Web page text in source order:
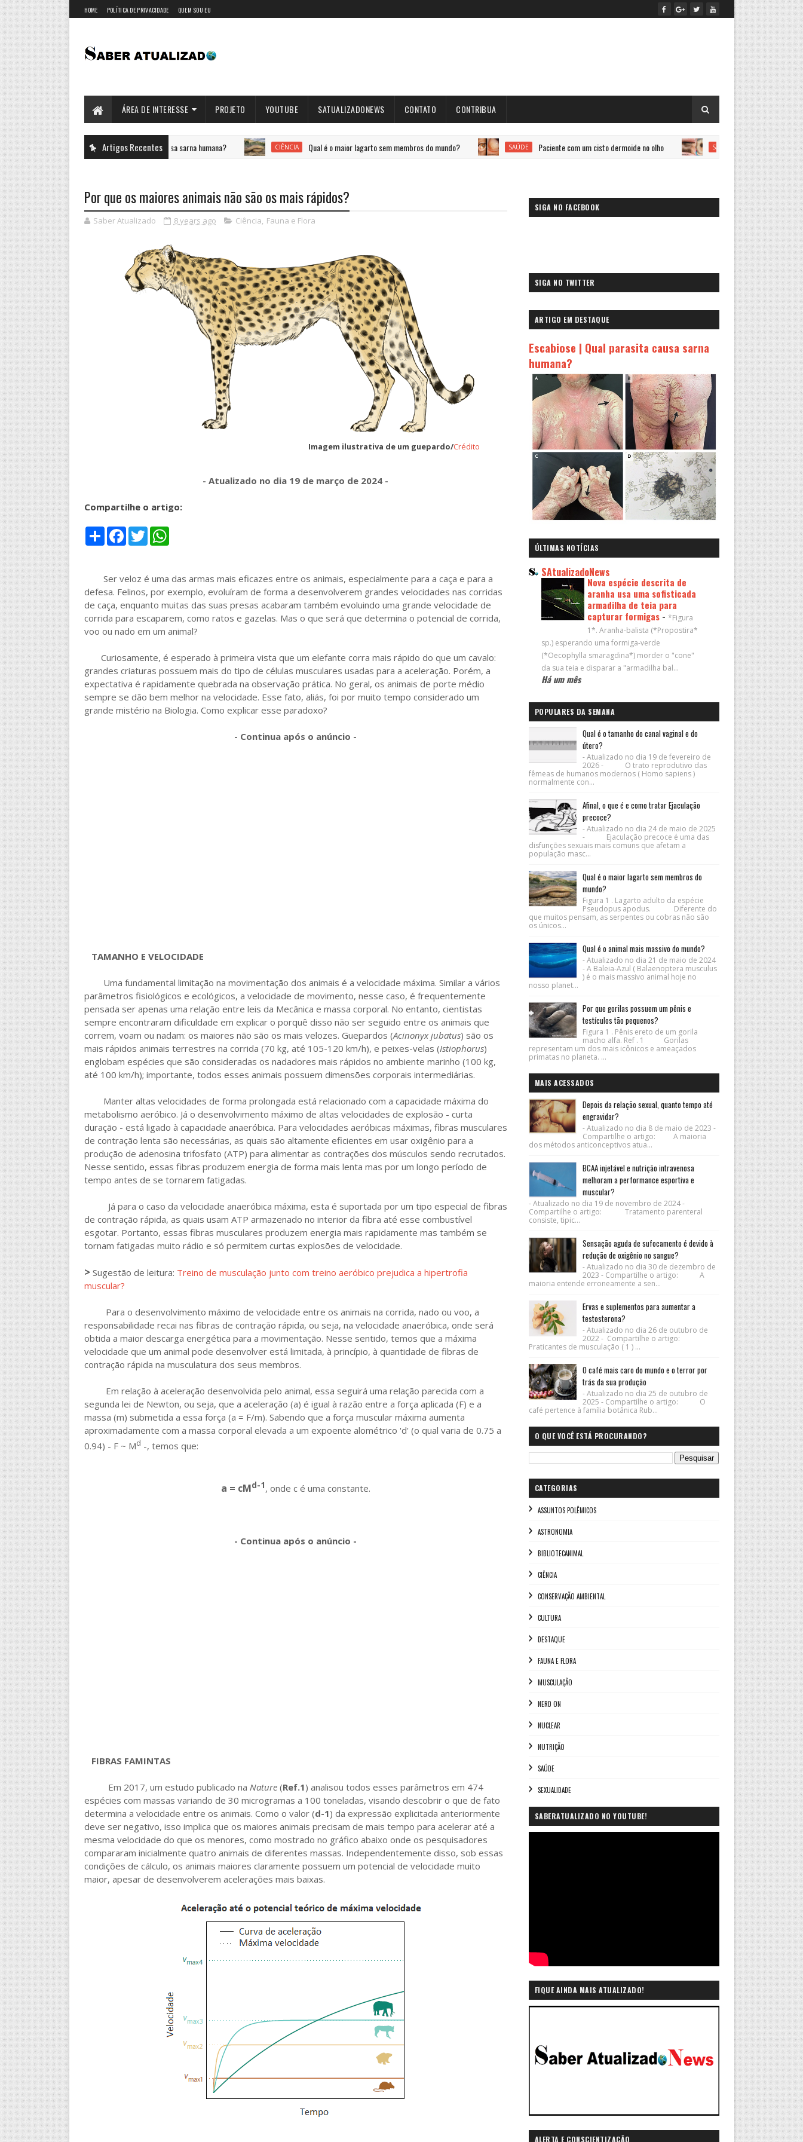
HOME POLÍTICA DE PRIVACIDADE QUEM SOU EU
ÁREA DE INTERESSE PROJETO YOUTUBE SATUALIZADONEWS CONTATO CONTRIBUA
Artigos Recentes
SAÚDE Escabiose | Qual parasita causa sarna humana? CIÊNCIA Qual é o maior lagarto sem membros do mundo? SAÚDE Paciente com um cisto dermoide no olho SAÚDE Nevo Melanocítico
Por que os maiores animais não são os mais rápidos?
Saber Atualizado 8 years ago Ciência, Fauna e Flora
Imagem ilustrativa de um guepardo/Crédito
- Atualizado no dia 19 de março de 2024 -
Compartilhe o artigo:
S
F
o
o
k
T
w
e
r
W
A
p
p
Ser veloz é uma das armas mais eficazes entre os animais, especialmente para a caça e para a
defesa. Felinos, por exemplo, evoluíram de forma a desenvolverem grandes velocidades nas corridas
de caça, enquanto muitas das suas presas acabaram também evoluindo uma grande velocidade de
corrida para escaparem, como ratos e gazelas. Mas o que será que determina o potencial de corrida,
voo ou nado em um animal?
Curiosamente, é esperado à primeira vista que um elefante corra mais rápido do que um cavalo:
grandes criaturas possuem mais do tipo de células musculares usadas para a aceleração. Porém, a
expectativa é rapidamente quebrada na observação prática. No geral, os animais de porte médio
sempre se dão bem melhor na velocidade. Esse fato, aliás, foi por muito tempo considerado um
grande mistério na Biologia. Como explicar esse paradoxo?
- Continua após o anúncio -
TAMANHO E VELOCIDADE
Uma fundamental limitação na movimentação dos animais é a velocidade máxima. Similar a vários
parâmetros fisiológicos e ecológicos, a velocidade de movimento, nesse caso, é frequentemente
pensada ser apenas uma relação entre leis da Mecânica e massa corporal. No entanto, cientistas
sempre encontraram dificuldade em explicar o porquê disso não ser seguido entre os animais que
correm, voam ou nadam: os maiores não são os mais velozes. Guepardos (Acinonyx jubatus) são os
mais rápidos animais terrestres na corrida (70 kg, até 105-120 km/h), e peixes-velas (Istiophorus)
englobam espécies que são consideradas os nadadores mais rápidos no ambiente marinho (100 kg,
até 100 km/h); importante, todos esses animais possuem dimensões corporais intermediárias.
Manter altas velocidades de forma prolongada está relacionado com a capacidade máxima do
metabolismo aeróbico. Já o desenvolvimento máximo de altas velocidades de explosão - curta
duração - está ligado à capacidade anaeróbica. Para velocidades aeróbicas máximas, fibras musculares
de contração lenta são necessárias, as quais são altamente eficientes em usar oxigênio para a
produção de adenosina trifosfato (ATP) para alimentar as contrações dos músculos sendo recrutados.
Nesse sentido, essas fibras produzem energia de forma mais lenta mas por um longo período de
tempo antes de se tornarem fatigadas.
Já para o caso da velocidade anaeróbica máxima, esta é suportada por um tipo especial de fibras
de contração rápida, as quais usam ATP armazenado no interior da fibra até esse combustível
esgotar. Portanto, essas fibras musculares produzem energia mais rapidamente mas também se
tornam fatigadas muito rádio e só permitem curtas explosões de velocidade.
>Sugestão de leitura: Treino de musculação junto com treino aeróbico prejudica a hipertrofia
muscular?
Para o desenvolvimento máximo de velocidade entre os animais na corrida, nado ou voo, a
responsabilidade recai nas fibras de contração rápida, ou seja, na velocidade anaeróbica, onde será
obtida a maior descarga energética para a movimentação. Nesse sentido, temos que a máxima
velocidade que um animal pode desenvolver está limitada, à princípio, à quantidade de fibras de
contração rápida na musculatura dos seus membros.
Em relação à aceleração desenvolvida pelo animal, essa seguirá uma relação parecida com a
segunda lei de Newton, ou seja, que a aceleração (a) é igual à razão entre a força aplicada (F) e a
massa (m) submetida a essa força (a = F/m). Sabendo que a força muscular máxima aumenta
aproximadamente com a massa corporal elevada a um expoente alométrico 'd' (o qual varia de 0.75 a
0.94) - F ~ Md -, temos que:
a = cMd-1, onde c é uma constante.
- Continua após o anúncio -
FIBRAS FAMINTAS
Em 2017, um estudo publicado na Nature(Ref.1) analisou todos esses parâmetros em 474
espécies com massas variando de 30 microgramas a 100 toneladas, visando descobrir o que de fato
determina a velocidade entre os animais. Como o valor (d-1) da expressão explicitada anteriormente
deve ser negativo, isso implica que os maiores animais precisam de mais tempo para acelerar até a
mesma velocidade do que os menores, como mostrado no gráfico abaixo onde os pesquisadores
compararam inicialmente quatro animais de diferentes massas. Independentemente disso, sob essas
condições de cálculo, os animais maiores claramente possuem um potencial de velocidade muito
maior, apesar de desenvolverem acelerações mais baixas.
SIGA NO FACEBOOK
SIGA NO TWITTER
ARTIGO EM DESTAQUE
Escabiose | Qual parasita causa sarna
humana?
ÚLTIMAS NOTÍCIAS
SAtualizadoNews
Nova espécie descrita de
aranha usa uma sofisticada
armadilha de teia para
capturar formigas - *Figura
1*. Aranha-balista (*Propostira*
sp.) esperando uma formiga-verde
(*Oecophylla smaragdina*) morder o "cone"
da sua teia e disparar a "armadilha bal...
Há um mês
POPULARES DA SEMANA
Qual é o tamanho do canal vaginal e do
útero?
- Atualizado no dia 19 de fevereiro de
2026 - O trato reprodutivo das
fêmeas de humanos modernos ( Homo sapiens )
normalmente con...
Afinal, o que é e como tratar Ejaculação
precoce?
- Atualizado no dia 24 de maio de 2025
- Ejaculação precoce é uma das
disfunções sexuais mais comuns que afetam a
população masc...
Qual é o maior lagarto sem membros do
mundo?
Figura 1 . Lagarto adulto da espécie
Pseudopus apodus. Diferente do
que muitos pensam, as serpentes ou cobras não são
os únicos...
Qual é o animal mais massivo do mundo?
- Atualizado no dia 21 de maio de 2024
- A Baleia-Azul ( Balaenoptera musculus
) é o mais massivo animal hoje no
nosso planet...
Por que gorilas possuem um pênis e
testículos tão pequenos?
Figura 1 . Pênis ereto de um gorila
macho alfa. Ref . 1 Gorilas
representam um dos mais icônicos e ameaçados
primatas no planeta. ...
MAIS ACESSADOS
Depois da relação sexual, quanto tempo até
engravidar?
- Atualizado no dia 8 de maio de 2023 -
Compartilhe o artigo: A maioria
dos métodos anticonceptivos atua...
BCAA injetável e nutrição intravenosa
melhoram a performance esportiva e
muscular?
- Atualizado no dia 19 de novembro de 2024 -
Compartilhe o artigo: Tratamento parenteral
consiste, tipic...
Sensação aguda de sufocamento é devido à
redução de oxigênio no sangue?
- Atualizado no dia 30 de dezembro de
2023 - Compartilhe o artigo: A
maioria entende erroneamente a sen...
Ervas e suplementos para aumentar a
testosterona?
- Atualizado no dia 26 de outubro de
2022 - Compartilhe o artigo:
Praticantes de musculação ( 1 ) ...
O café mais caro do mundo e o terror por
trás da sua produção
- Atualizado no dia 25 de outubro de
2025 - Compartilhe o artigo: O
café pertence à família botânica Rub...
O QUE VOCÊ ESTÁ PROCURANDO?
CATEGORIAS
ASSUNTOS POLÊMICOS
ASTRONOMIA
BIBLIOTECANIMAL
CIÊNCIA
CONSERVAÇÃO AMBIENTAL
CULTURA
DESTAQUE
FAUNA E FLORA
MUSCULAÇÃO
NERD ON
NUCLEAR
NUTRIÇÃO
SAÚDE
SEXUALIDADE
SABERATUALIZADO NO YOUTUBE!
FIQUE AINDA MAIS ATUALIZADO!
ALERTA E CONSCIENTIZAÇÃO